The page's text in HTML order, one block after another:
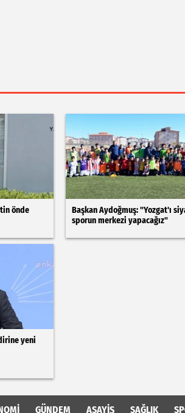
önde
Başkan Aydoğmuş: "Yozgat'ı
sporun merkezi yapacağız"
yeni
GÜNDEM ASAYİŞ SAĞLIK